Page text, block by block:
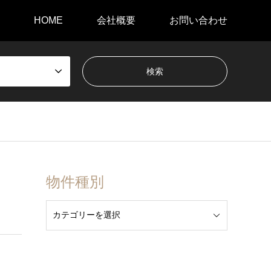
HOME 会社概要 お問い合わせ
物件種別